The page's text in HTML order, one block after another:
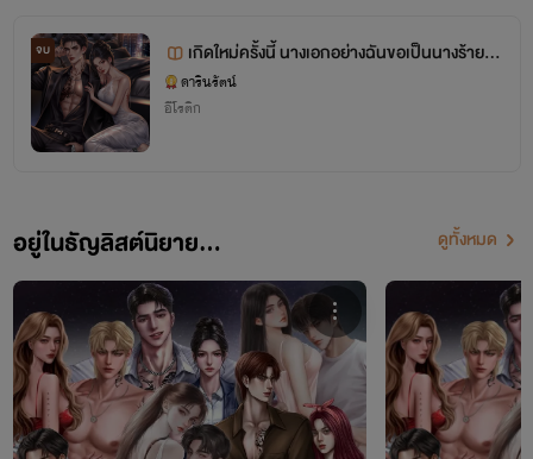
จบ
เกิดใหม่ครั้งนี้ นางเอกอย่างฉันขอเป็นนางร้าย #
Reborn (ราฟาเอล×วราลิน)
ดารินรัตน์
อีโรติก
อยู่ในธัญลิสต์นิยาย... ดูทั้งหมด